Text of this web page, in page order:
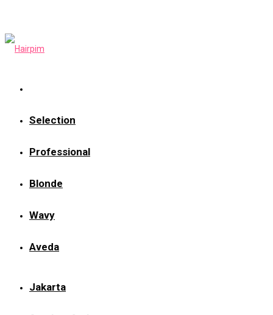
Selection
Professional
Blonde
Wavy
Aveda
Jakarta